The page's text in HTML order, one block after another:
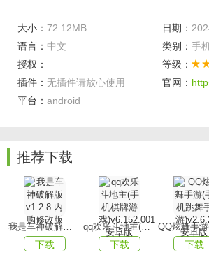
操作手感及习惯均有所差异，因此在切
【清晰展示】
游戏中的各个关卡挑战以及比赛的难易
您无需担忧遇到过大的难题。
所有操作仅需通过点击屏幕便可完成，
游戏亮点
【竞技玩法】
不同场地的排球竞技玩法，轻松融入其
大小： 72.12MB 日期：
语言： 中文 类别： 手
授权：
等级：
插件： 无插件请放心使用 官网：
平台： android
推荐下载
我是车神破解版v1.2.8 内购修改版
下载
qq欢乐斗地主(手机棋牌游戏)v6.152.001安卓版
下载 下载